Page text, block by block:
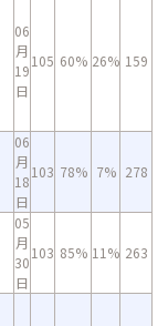
06
月
19
日
105 60% 26% 159
06
月
18
日
103 78% 7% 278
05
月
30
日
103 85% 11% 263